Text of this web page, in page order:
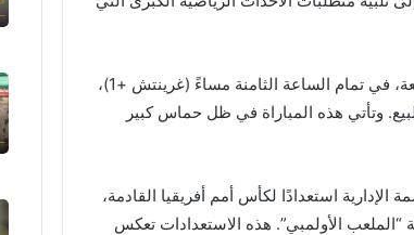
ومن المقرر أن تنطلق المباراة بين المنتخب الوطني والنيجر، غدًا الجمعة، في تمام الساعة الثامنة مساءً (غرينتش +1)،
وتأتي هذه المباراة في ظل حماس كبير
استعدادًا لكأس أمم أفريقيا القادمة،
“الملعب الأولمبي”. هذه الاستعدادات تعكس